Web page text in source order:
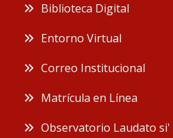
Biblioteca Digital
Entorno Virtual
Correo Institucional
Matrícula en Línea
Observatorio Laudato si'